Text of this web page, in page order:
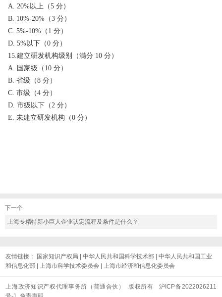
A. 20%以上（5 分）
B. 10%-20%（3 分）
C. 5%-10%（1 分）
D. 5%以下（0 分）
15.建立研发机构级别（满分 10 分）
A. 国家级（10 分）
B. 省级（8 分）
C. 市级（4 分）
D. 市级以下（2 分）
E. 未建立研发机构（0 分）
下一个
上海专精特新小巨人企业认定流程及条件是什么？
友情链接： 国家知识产权局 |中华人民共和国科学技术部 |中华人民共和国工业
和信息化部 |上海市科学技术委员会 |上海市经济和信息化委员会
上海政济知识产权代理事务所（普通合伙） 版权所有 沪ICP备2022026211